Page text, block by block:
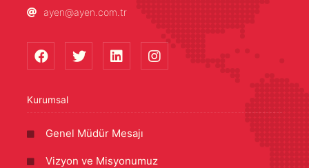
ayen@ayen.com.tr
Kurumsal
Genel Müdür Mesajı
Vizyon ve Misyonumuz